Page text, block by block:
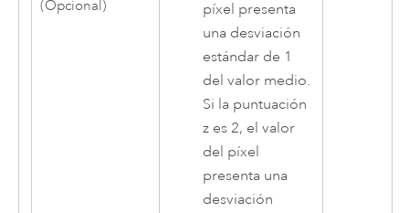
(Opcional)
píxel presenta
una desviación
estándar de 1
del valor medio.
Si la puntuación
z es 2, el valor
del píxel
presenta una
desviación